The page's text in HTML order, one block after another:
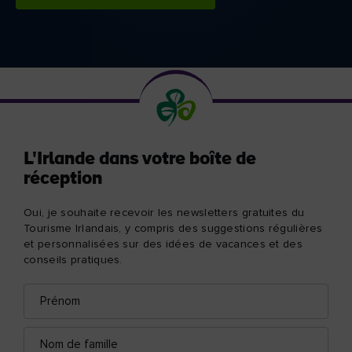
L'Irlande dans votre boîte de
réception
Oui, je souhaite recevoir les newsletters gratuites du
Tourisme Irlandais, y compris des suggestions régulières
et personnalisées sur des idées de vacances et des
conseils pratiques.